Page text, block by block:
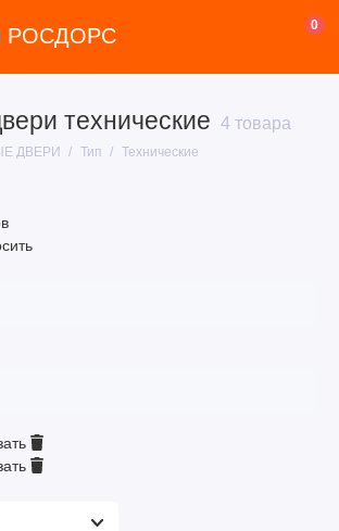
0
технические 4 товара
ДВЕРИ Тип Технические